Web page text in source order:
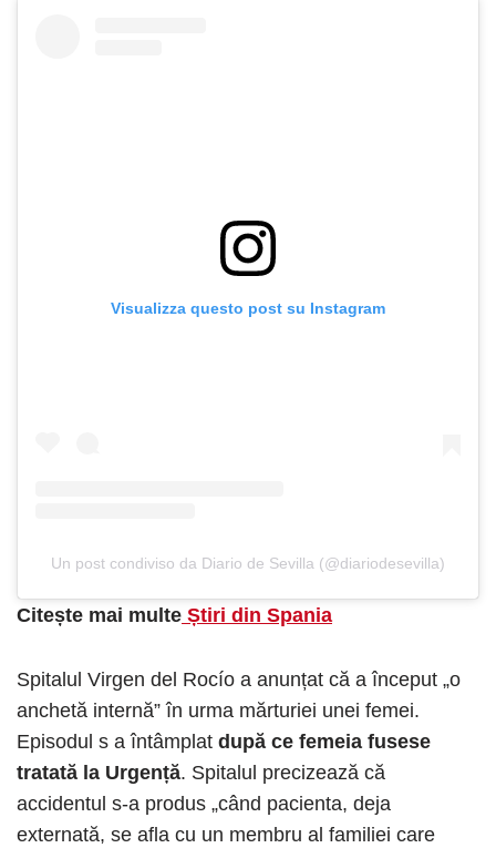
Visualizza questo post su Instagram
Un post condiviso da Diario de Sevilla (@diariodesevilla)
Citește mai multe Știri din Spania
Spitalul Virgen del Rocío a anunțat că a început „o
anchetă internă” în urma mărturiei unei femei.
Episodul s a întâmplat după ce femeia fusese
tratată la Urgență. Spitalul precizează că
accidentul s-a produs „când pacienta, deja
externată, se afla cu un membru al familiei care